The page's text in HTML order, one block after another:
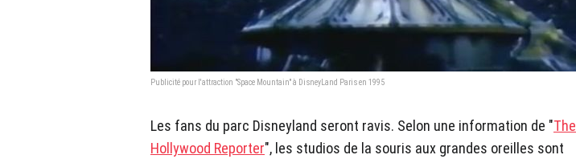
Publicité pour l'attraction "Space Mountain" à DisneyLand Paris en 1995
Les fans du parc Disneyland seront ravis. Selon une information de "The
Hollywood Reporter", les studios de la souris aux grandes oreilles sont